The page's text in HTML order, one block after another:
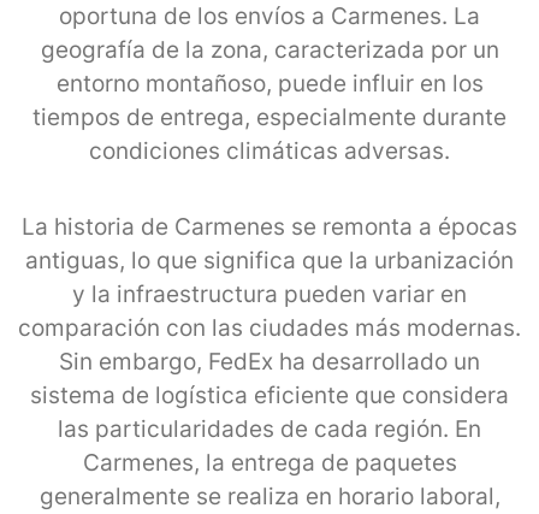
oportuna de los envíos a Carmenes. La
geografía de la zona, caracterizada por un
entorno montañoso, puede influir en los
tiempos de entrega, especialmente durante
condiciones climáticas adversas.
La historia de Carmenes se remonta a épocas
antiguas, lo que significa que la urbanización
y la infraestructura pueden variar en
comparación con las ciudades más modernas.
Sin embargo, FedEx ha desarrollado un
sistema de logística eficiente que considera
las particularidades de cada región. En
Carmenes, la entrega de paquetes
generalmente se realiza en horario laboral,